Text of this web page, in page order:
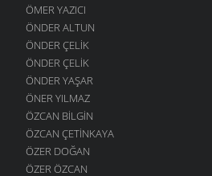
ÖMER YAZICI
ÖNDER ALTUN
ÖNDER ÇELIK
ÖNDER ÇELIK
ÖNDER YAŞAR
ÖNER YILMAZ
ÖZCAN BILGIN
ÖZCAN ÇETINKAYA
ÖZER DOĞAN
ÖZER ÖZCAN